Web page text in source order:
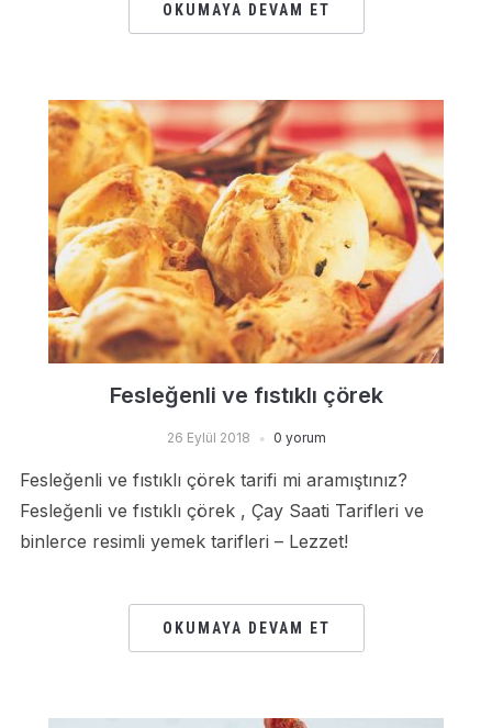
OKUMAYA DEVAM ET
Fesleğenli ve fıstıklı çörek
26 Eylül 2018 0 yorum
Fesleğenli ve fıstıklı çörek tarifi mi aramıştınız?
Fesleğenli ve fıstıklı çörek , Çay Saati Tarifleri ve
binlerce resimli yemek tarifleri – Lezzet!
OKUMAYA DEVAM ET